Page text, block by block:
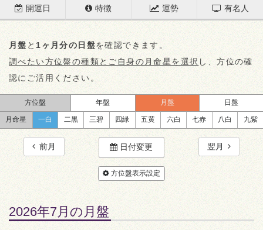
開運日 特徴 運勢 有名人
月盤 と 1ヶ月分の日盤を確認できます。
調べたい方位盤の種類とご自身の月命星を選択 し、方位の確
認にご活用ください。
方位盤 年盤 月盤 日盤
月命星 一白 二黒 三碧 四緑 五黄 六白 七赤 八白 九紫
前月 日付変更 翌月
方位盤表示設定
2026年7月の月盤